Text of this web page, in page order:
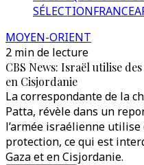
SÉLECTIONFRANCE
MOYEN-ORIENT
2 min de lecture
CBS News: Israël utilise
en Cisjordanie
La correspondante de la
Patta, révèle dans un
l’armée israélienne
protection, ce qui est
Gaza et en Cisjordanie.